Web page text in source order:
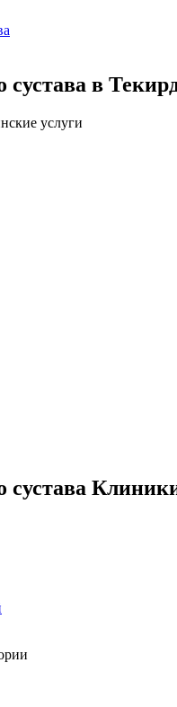
сустава в
услуги
сустава